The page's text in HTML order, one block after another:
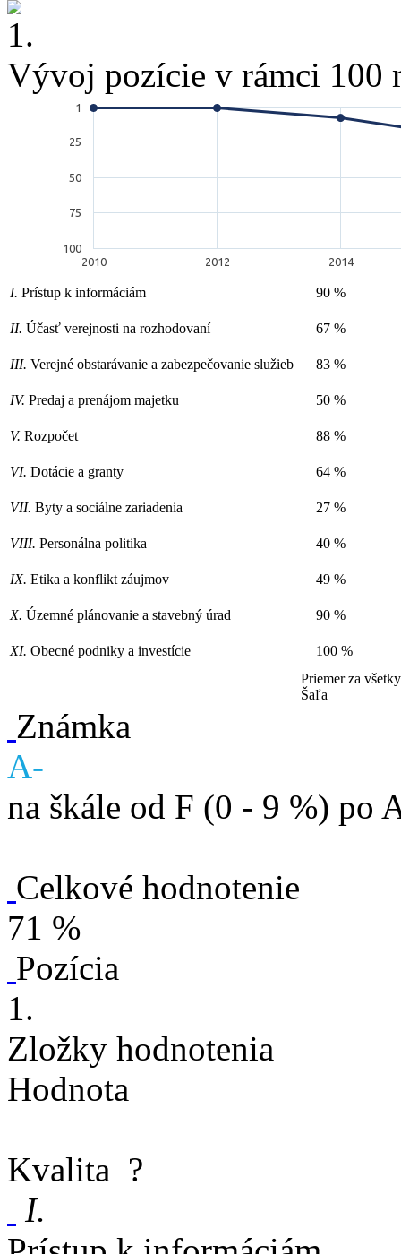
1.
Vývoj pozície v rámci 100
2010 2012 2014
1
25
50
75
100
I. Prístup k informáciám 90 %
II. Účasť verejnosti na rozhodovaní 67 %
III. Verejné obstarávanie a zabezpečovanie služieb 83 %
IV. Predaj a prenájom majetku 50 %
V. Rozpočet 88 %
VI. Dotácie a granty 64 %
VII. Byty a sociálne zariadenia 27 %
VIII. Personálna politika 40 %
IX. Etika a konflikt záujmov 49 %
X. Územné plánovanie a stavebný úrad 90 %
XI. Obecné podniky a investície
100 %
Priemer za
Šaľa
Známka
A-
na škále od F (0 - 9 %) po
Celkové hodnotenie
71 %
Pozícia
1.
Zložky hodnotenia
Hodnota
Kvalita ?
I.